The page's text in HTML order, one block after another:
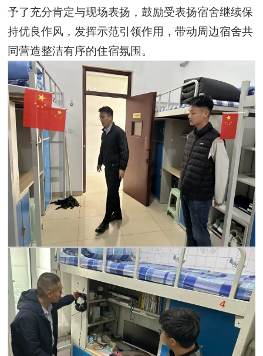
予了充分肯定与现场表扬，鼓励受表扬宿舍继续保
持优良作风，发挥示范引领作用，带动周边宿舍共
同营造整洁有序的住宿氛围。